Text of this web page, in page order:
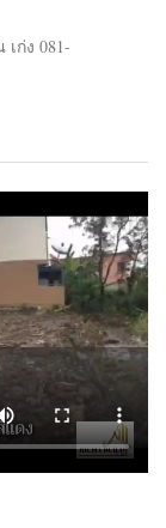
ก่ง 081-